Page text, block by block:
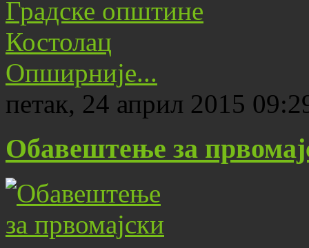
Опширније...
петак, 24 април 2015
Обавештење за